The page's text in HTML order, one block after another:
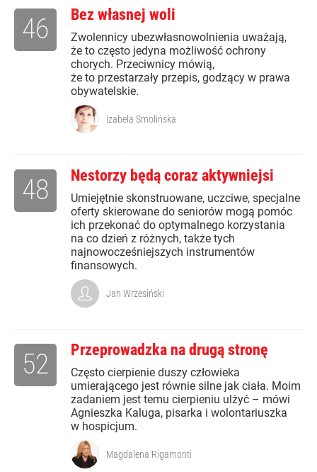
Bez własnej woli
Zwolennicy ubezwłasnowolnienia uważają,
że to często jedyna możliwość ochrony
chorych. Przeciwnicy mówią,
że to przestarzały przepis, godzący w prawa
obywatelskie.
46
Izabela Smolińska
Nestorzy będą coraz aktywniejsi
Umiejętnie skonstruowane, uczciwe, specjalne
oferty skierowane do seniorów mogą pomóc
ich przekonać do optymalnego korzystania
na co dzień z różnych, także tych
najnowocześniejszych instrumentów
finansowych.
48
Jan Wrzesiński
Przeprowadzka na drugą stronę
Często cierpienie duszy człowieka
umierającego jest równie silne jak ciała. Moim
zadaniem jest temu cierpieniu ulżyć – mówi
Agnieszka Kaluga, pisarka i wolontariuszka
w hospicjum.
52
Magdalena Rigamonti